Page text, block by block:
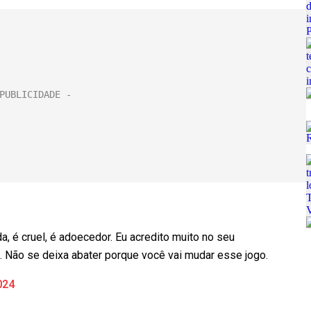
é cruel, é adoecedor. Eu acredito muito no seu
se deixa abater porque você vai mudar esse jogo.